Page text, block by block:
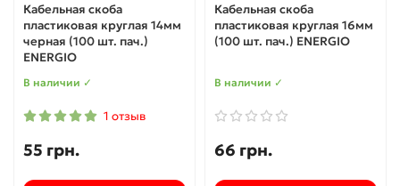
Кабельная скоба
пластиковая круглая 14мм
черная (100 шт. пач.)
ENERGIO
В наличии ✓
1 отзыв
55 грн.
Кабельная скоба
пластиковая круглая 16мм
(100 шт. пач.) ENERGIO
В наличии ✓
66 грн.